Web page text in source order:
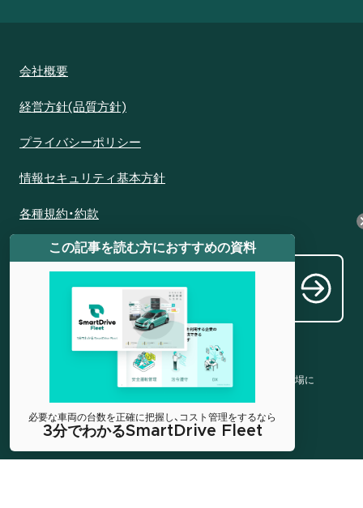
この記事を読む方におすすめの資料
必要な車両の台数を正確に把握し、コスト管理をするなら
3分でわかるSmartDrive Fleet
会社概要
経営方針(品質方針)
プライバシーポリシー
情報セキュリティ基本方針
各種規約・約款
当社は東京証券取引所グロース市場に